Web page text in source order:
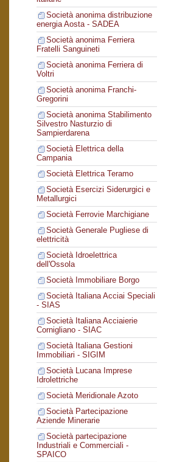
Società anonima distribuzione
energia Aosta - SADEA
Società anonima Ferriera
Fratelli Sanguineti
Società anonima Ferriera di
Voltri
Società anonima Franchi-
Gregorini
Società anonima Stabilimento
Silvestro Nasturzio di
Sampierdarena
Società Elettrica della
Campania
Società Elettrica Teramo
Società Esercizi Siderurgici e
Metallurgici
Società Ferrovie Marchigiane
Società Generale Pugliese di
elettricità
Società Idroelettrica
dell'Ossola
Società Immobiliare Borgo
Società Italiana Acciai Speciali
- SIAS
Società Italiana Acciaierie
Cornigliano - SIAC
Società Italiana Gestioni
Immobiliari - SIGIM
Società Lucana Imprese
Idrolettriche
Società Meridionale Azoto
Società Partecipazione
Aziende Minerarie
Società partecipazione
Industriali e Commerciali -
SPAICO